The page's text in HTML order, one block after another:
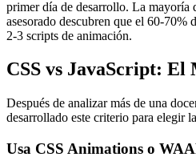
primer día de desarrollo. La mayoría
asesorado descubren que el 60-
2-3 scripts de animación.
CSS vs JavaScript: El
Después de analizar más de una
desarrollado este criterio para elegir
Usa CSS Animations o